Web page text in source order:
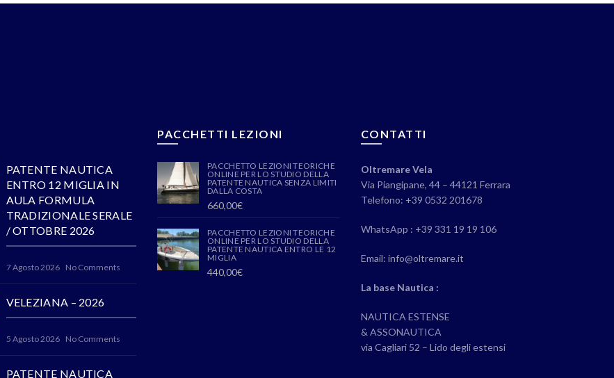
PATENTE NAUTICA
ENTRO 12 MIGLIA IN
AULA FORMULA
TRADIZIONALE SERALE
/ OTTOBRE 2026
7 Agosto 2026 No Comments
VELEZIANA – 2026
5 Agosto 2026 No Comments
PATENTE NAUTICA
PACCHETTI LEZIONI
PACCHETTO LEZIONI TEORICHE
ONLINE PER LO STUDIO DELLA
PATENTE NAUTICA SENZA LIMITI
DALLA COSTA
660,00€
PACCHETTO LEZIONI TEORICHE
ONLINE PER LO STUDIO DELLA
PATENTE NAUTICA ENTRO LE 12
MIGLIA
440,00€
CONTATTI
Oltremare Vela
Via Piangipane, 44 – 44121 Ferrara
Telefono: +39 0532 201678
WhatsApp : +39 331 19 19 106
Email: info@oltremare.it
La base Nautica :
NAUTICA ESTENSE
& ASSONAUTICA
via Cagliari 52 – Lido degli estensi